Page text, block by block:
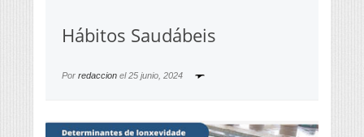
Hábitos Saudábeis
Por redaccion el25 junio, 2024